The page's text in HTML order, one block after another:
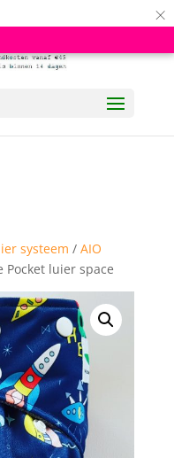
×
systeem / AIO
Pocket luier space